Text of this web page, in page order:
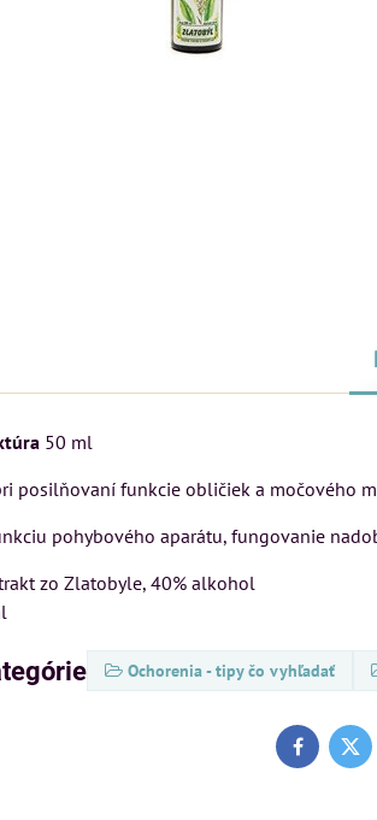
50 ml
posilňovaní funkcie obličiek a močového
pohybového aparátu, fungovanie
zo Zlatobyle, 40% alkohol
Ochorenia - tipy čo vyhľadať
Facebook